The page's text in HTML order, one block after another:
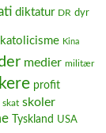
diktatur DR dyr
katolicisme Kina
medier militær
profit
skat skoler
Tyskland USA